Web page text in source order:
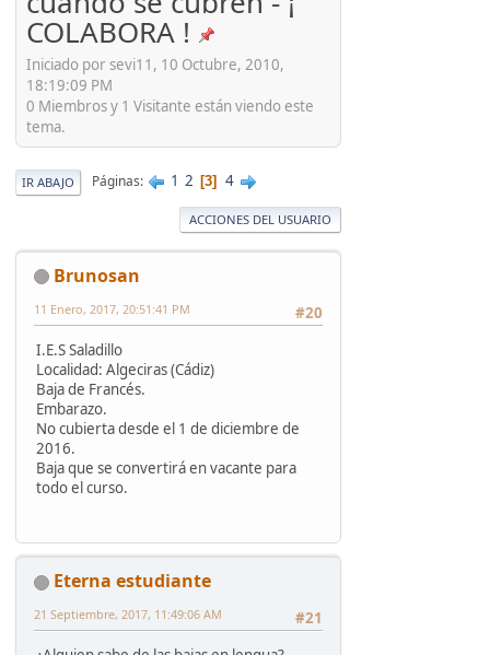
COLABORA !
Iniciado por sevi11, 10 Octubre, 2010,
18:19:09 PM
0 Miembros y 1 Visitante están viendo este
tema.
IR ABAJO Páginas 1 2 3 4
ACCIONES DEL USUARIO
Brunosan
#20
11 Enero, 2017, 20:51:41 PM
I.E.S Saladillo
Localidad: Algeciras (Cádiz)
Baja de Francés.
Embarazo.
No cubierta desde el 1 de diciembre de
2016.
Baja que se convertirá en vacante para
todo el curso.
Eterna estudiante
#21
21 Septiembre, 2017, 11:49:06 AM